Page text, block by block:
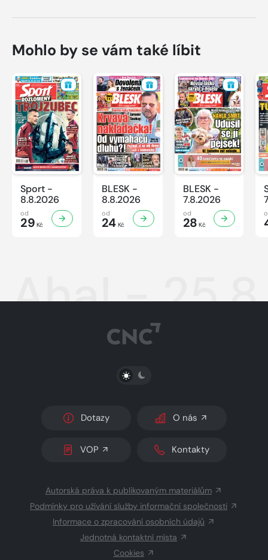
Mohlo by se vám také líbit
Sport -
8.8.2026
od
29 Kč
BLESK -
8.8.2026
od
24Kč
BLESK -
7.8.2026
od
28 Kč
Aha! -
PŘEPNOUT SVĚTLÝ/TMAVÝ REŽIM
Dotazy O nás
VOP Kontakty
Autorská práva k publikovaným materiálům
Podmínky pro užívání služby informační společnosti
Informace o zpracování osobních údajů
Jednotná kontaktní místa
Cookies